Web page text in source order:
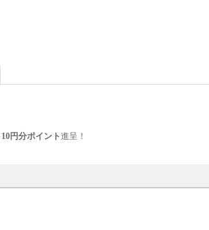
10円分ポイント進呈！